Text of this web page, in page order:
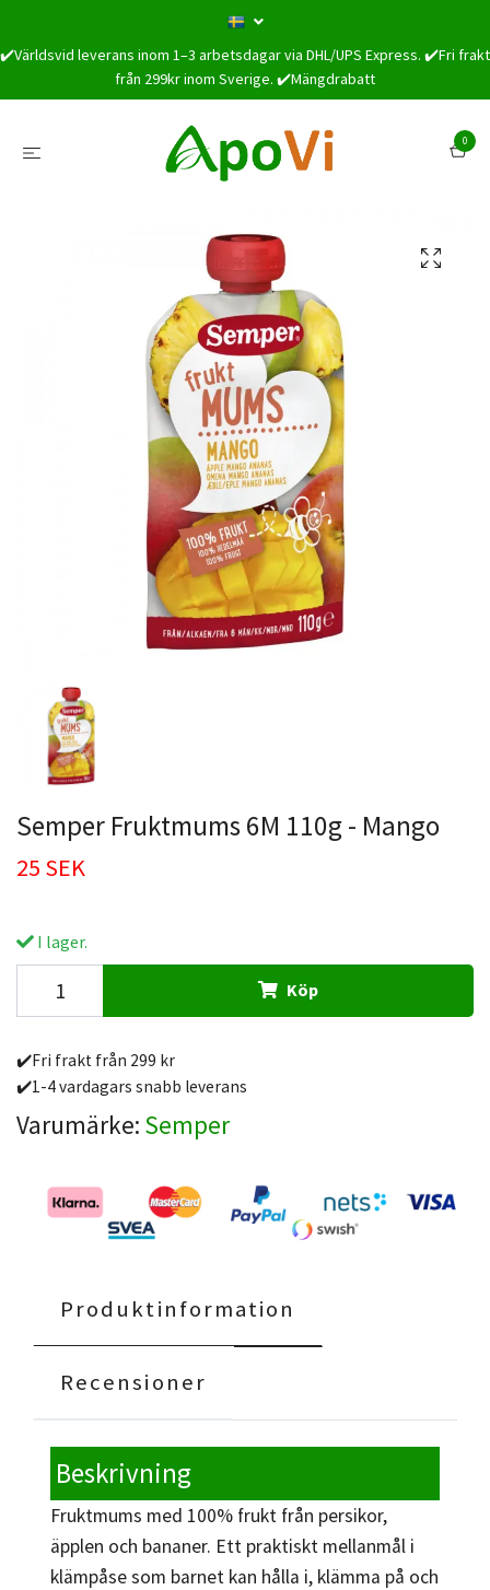
✔️Världsvid leverans inom 1–3 arbetsdagar via DHL/UPS Express. ✔️Fri frakt
från 299kr inom Sverige. ✔️Mängdrabatt
0
Semper Fruktmums 6M 110g - Mango
25 SEK
I lager.
Köp
✔️Fri frakt från 299 kr
✔️1-4 vardagars snabb leverans
Varumärke: Semper
Produktinformation
Recensioner
Beskrivning
Fruktmums med 100% frukt från persikor,
äpplen och bananer. Ett praktiskt mellanmål i
klämpåse som barnet kan hålla i, klämma på och